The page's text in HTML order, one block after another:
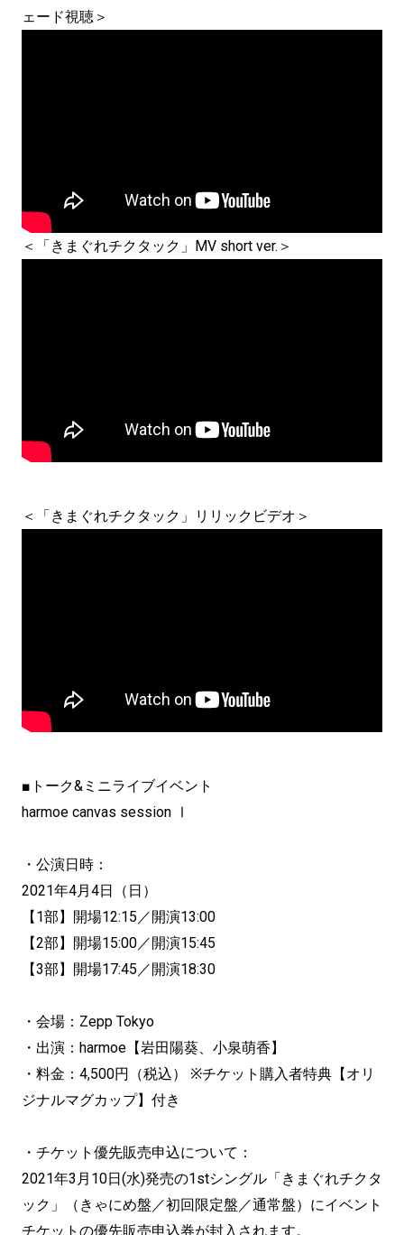
ェード視聴＞
＜「きまぐれチクタック」MV short ver.＞
＜「きまぐれチクタック」リリックビデオ＞
■トーク&ミニライブイベント
harmoe canvas session Ⅰ
・公演日時：
2021年4月4日（日）
【1部】開場12:15／開演13:00
【2部】開場15:00／開演15:45
【3部】開場17:45／開演18:30
・会場：Zepp Tokyo
・出演：harmoe【岩田陽葵、小泉萌香】
・料金：4,500円（税込） ※チケット購入者特典【オリ
ジナルマグカップ】付き
・チケット優先販売申込について：
2021年3月10日(水)発売の1stシングル「きまぐれチクタ
ック」（きゃにめ盤／初回限定盤／通常盤）にイベント
チケットの優先販売申込券が封入されます。